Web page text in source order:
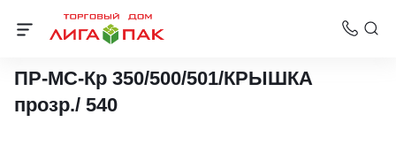
Контейнеры Стирол, ВЗЛП, Протэк
ПР-МС-Кр 350/500/501/КРЫШКА
прозр./ 540